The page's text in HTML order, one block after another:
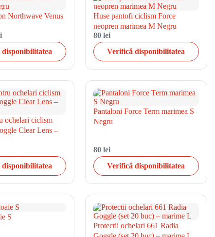
Northwave Venus
Huse pantofi ciclism Force
neopren marimea M Negru
80 lei
Verifică disponibilitatea
ochelari ciclism
Clear Lens –
Pantaloni Force Term marimea S
Negru
80 lei
Verifică disponibilitatea
S
Protectii ochelari 661 Radia